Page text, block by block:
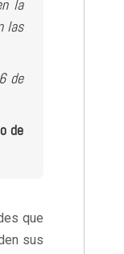
la
las
de
de
que
sus